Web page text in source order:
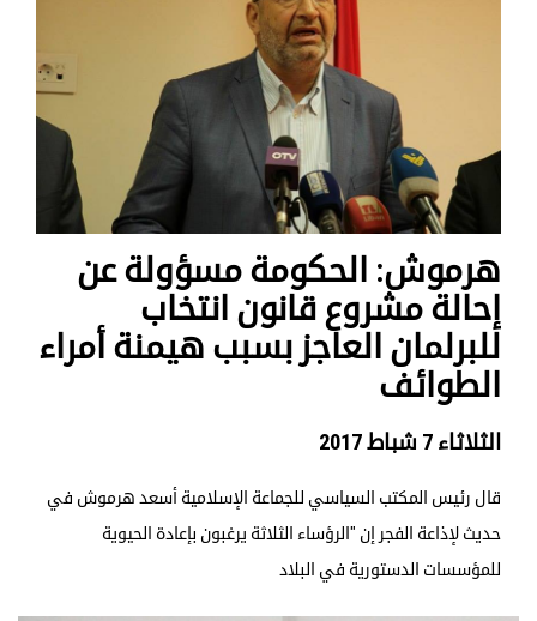
هرموش: الحكومة مسؤولة عن
إحالة مشروع قانون انتخاب
للبرلمان العاجز بسبب هيمنة أمراء
الطوائف
الثلاثاء 7 شباط 2017
قال رئيس المكتب السياسي للجماعة الإسلامية أسعد هرموش في
حديث لإذاعة الفجر إن "الرؤساء الثلاثة يرغبون بإعادة الحيوية
للمؤسسات الدستورية في البلاد